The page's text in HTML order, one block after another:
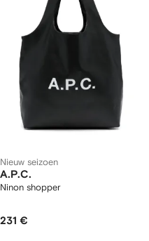
Nieuw seizoen
A.P.C.
Ninon shopper
231 €